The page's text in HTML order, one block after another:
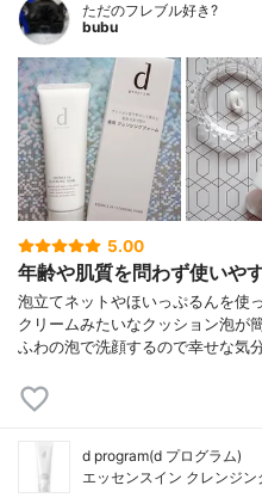
ただのフレブル好き?
bubu
5.00
年齢や肌質を問わず使いや
泡立てネットやほいっぷるんを使
クリームみたいなクッション泡が
ふわの泡で洗顔するので幸せな気
d program(d プログラム)
エッセンスイン クレンジン